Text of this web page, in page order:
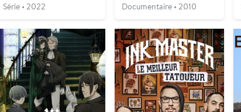
Série • 2022 Documentaire • 2010